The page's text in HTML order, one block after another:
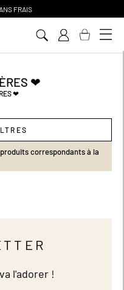
FRAIS
❤
❤
correspondants à la
l'adorer !